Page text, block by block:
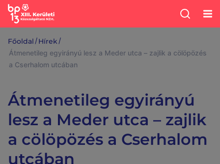
Főoldal /Hírek /
Átmenetileg egyirányú lesz a Meder utca – zajlik a cölöpözés
a Cserhalom utcában
Átmenetileg egyirányú
lesz a Meder utca – zajlik
a cölöpözés a Cserhalom
utcában